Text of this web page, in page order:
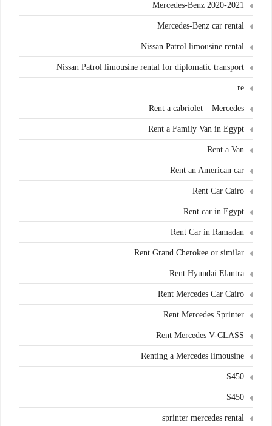
Mercedes-Benz 2020-2021
Mercedes-Benz car rental
Nissan Patrol limousine rental
Nissan Patrol limousine rental for diplomatic transport
re
Rent a cabriolet – Mercedes
Rent a Family Van in Egypt
Rent a Van
Rent an American car
Rent Car Cairo
Rent car in Egypt
Rent Car in Ramadan
Rent Grand Cherokee or similar
Rent Hyundai Elantra
Rent Mercedes Car Cairo
Rent Mercedes Sprinter
Rent Mercedes V-CLASS
Renting a Mercedes limousine
S450
S450
sprinter mercedes rental